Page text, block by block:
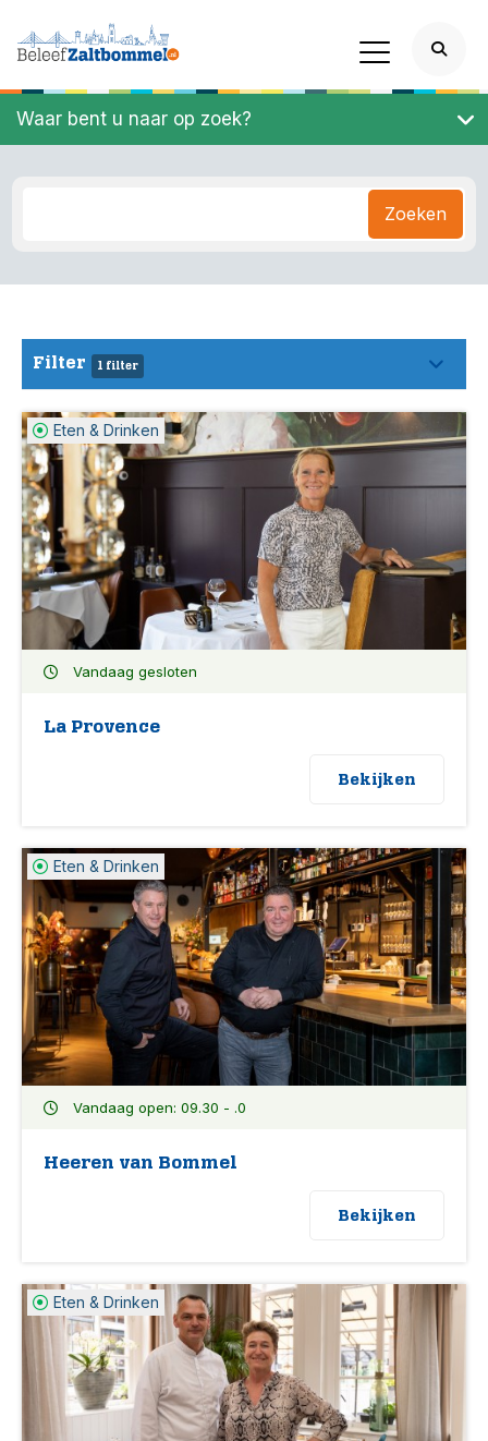
Waar bent u naar op zoek?
Zoeken
Filter 1 filter
Eten & Drinken
Vandaag gesloten
La Provence
Bekijken
Eten & Drinken
Vandaag open: 09.30 - .0
Heeren van Bommel
Bekijken
Eten & Drinken